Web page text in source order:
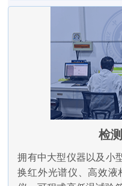
检
拥有中大型仪器以及小
换红外光谱仪、高效液